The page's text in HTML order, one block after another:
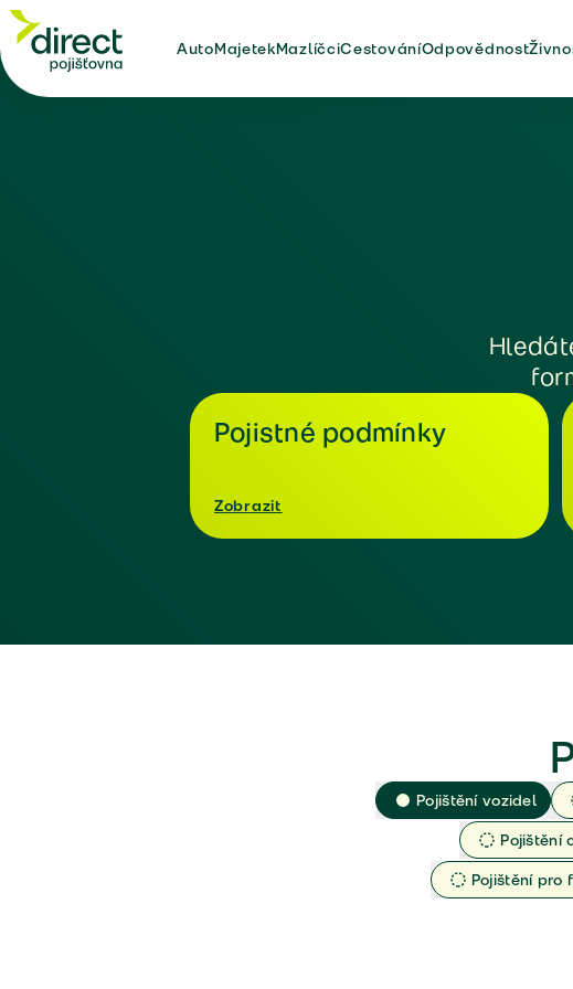
AutoMajetekMazlíčciCestováníOdpovědnost
Pojistné podmínky
Zobrazit
Pojištění vozidel
Pojištění
Pojištění pro